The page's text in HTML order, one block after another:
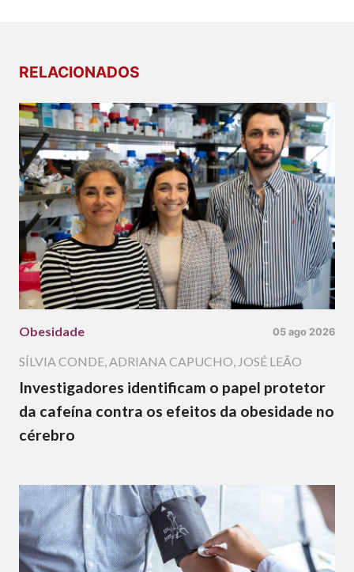
RELACIONADOS
Obesidade 05 ago 2026
SÍLVIA CONDE,ADRIANA CAPUCHO, JOSÉ LEÃO
Investigadores identificam o papel protetor
da cafeína contra os efeitos da obesidade no
cérebro